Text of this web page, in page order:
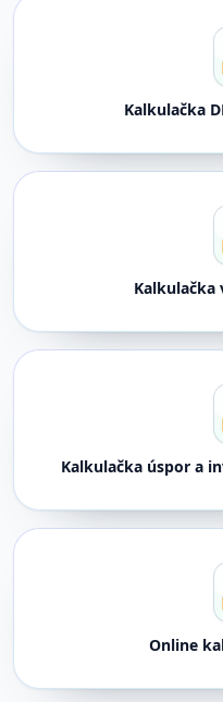
Kalkulačka
Kalkulačka
Kalkulačka úspor a
Online